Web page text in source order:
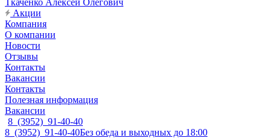
Ткаченко Алексей Олегович
Акции
Компания
О компании
Новости
Отзывы
Контакты
Вакансии
Контакты
Полезная информация
Вакансии
8 (3952) 91-40-40
8 (3952) 91-40-40Без обеда и выходных до 18:00